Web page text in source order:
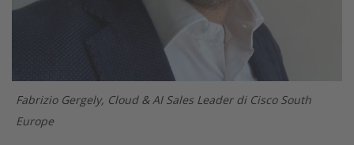
Fabrizio Gergely, Cloud & AI Sales Leader di Cisco South
Europe